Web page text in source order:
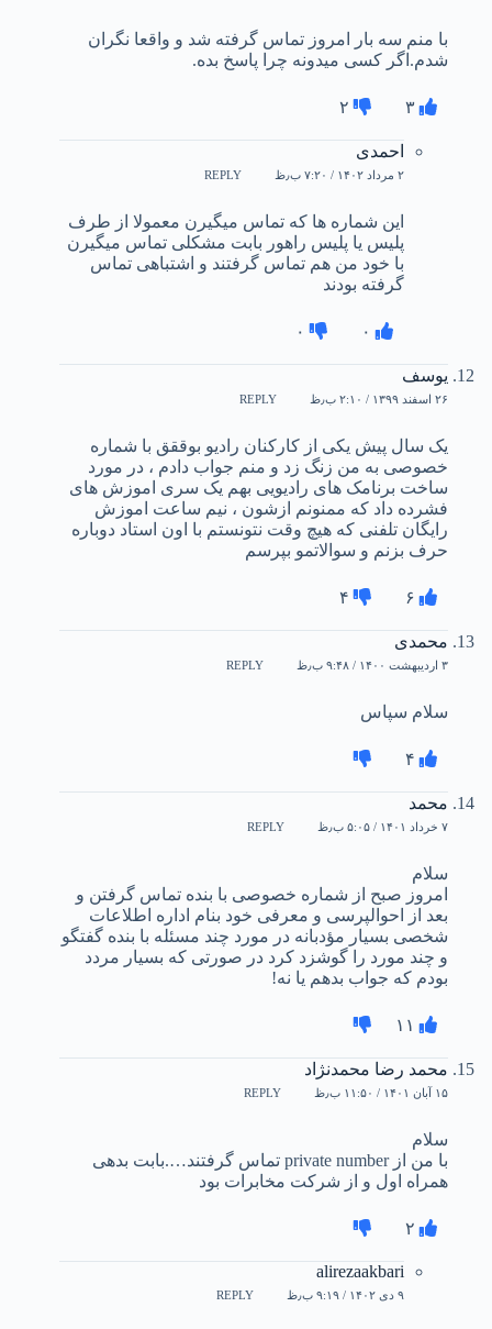
با منم سه بار امروز تماس گرفته شد و واقعا نگران
شدم.اگر کسی میدونه چرا پاسخ بده.
۳ ۲
احمدی
۲ مرداد ۱۴۰۲ / ۷:۲۰ ب٫ظ REPLY
این شماره ها که تماس میگیرن معمولا از طرف
پلیس یا پلیس راهور بابت مشکلی تماس میگیرن
با خود من هم تماس گرفتند و اشتباهی تماس
گرفته بودند
۰ ۰
یوسف
۲۶ اسفند ۱۳۹۹ / ۲:۱۰ ب٫ظ REPLY
یک سال پیش یکی از کارکنان رادیو بوققق با شماره
خصوصی به من زنگ زد و منم جواب دادم ، در مورد
ساخت برنامک های رادیویی بهم یک سری اموزش های
فشرده داد که ممنونم ازشون ، نیم ساعت اموزش
رایگان تلفنی که هیچ وقت نتونستم با اون استاد دوباره
حرف بزنم و سوالاتمو بپرسم
۶ ۴
محمدی
۳ اردیبهشت ۱۴۰۰ / ۹:۴۸ ب٫ظ REPLY
سلام سپاس
۴
محمد
۷ خرداد ۱۴۰۱ / ۵:۰۵ ب٫ظ REPLY
سلام
امروز صبح از شماره خصوصی با بنده تماس گرفتن و
بعد از احوالپرسی و معرفی خود بنام اداره اطلاعات
شخصی بسیار مؤدبانه در مورد چند مسئله با بنده گفتگو
و چند مورد را گوشزد کرد در صورتی که بسیار مردد
بودم که جواب بدهم یا نه!
۱۱
محمد رضا محمدنژاد
۱۵ آبان ۱۴۰۱ / ۱۱:۵۰ ب٫ظ REPLY
سلام
با من از private number تماس گرفتند….بابت بدهی
همراه اول و از شرکت مخابرات بود
۲
alirezaakbari
۹ دی ۱۴۰۲ / ۹:۱۹ ب٫ظ REPLY